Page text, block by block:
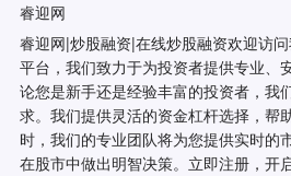
睿迎网
睿迎网|炒股融资|在线炒股融资欢迎访
平台，我们致力于为投资者提供专业、
论您是新手还是经验丰富的投资者，我
求。我们提供灵活的资金杠杆选择，帮
时，我们的专业团队将为您提供实时的
在股市中做出明智决策。立即注册，开